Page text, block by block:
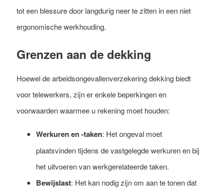
tot een blessure door langdurig neer te zitten in een niet
ergonomische werkhouding.
Grenzen aan de dekking
Hoewel de arbeidsongevallenverzekering dekking biedt
voor telewerkers, zijn er enkele beperkingen en
voorwaarden waarmee u rekening moet houden:
Werkuren en -taken: Het ongeval moet
plaatsvinden tijdens de vastgelegde werkuren en bij
het uitvoeren van werkgerelateerde taken.
Bewijslast: Het kan nodig zijn om aan te tonen dat